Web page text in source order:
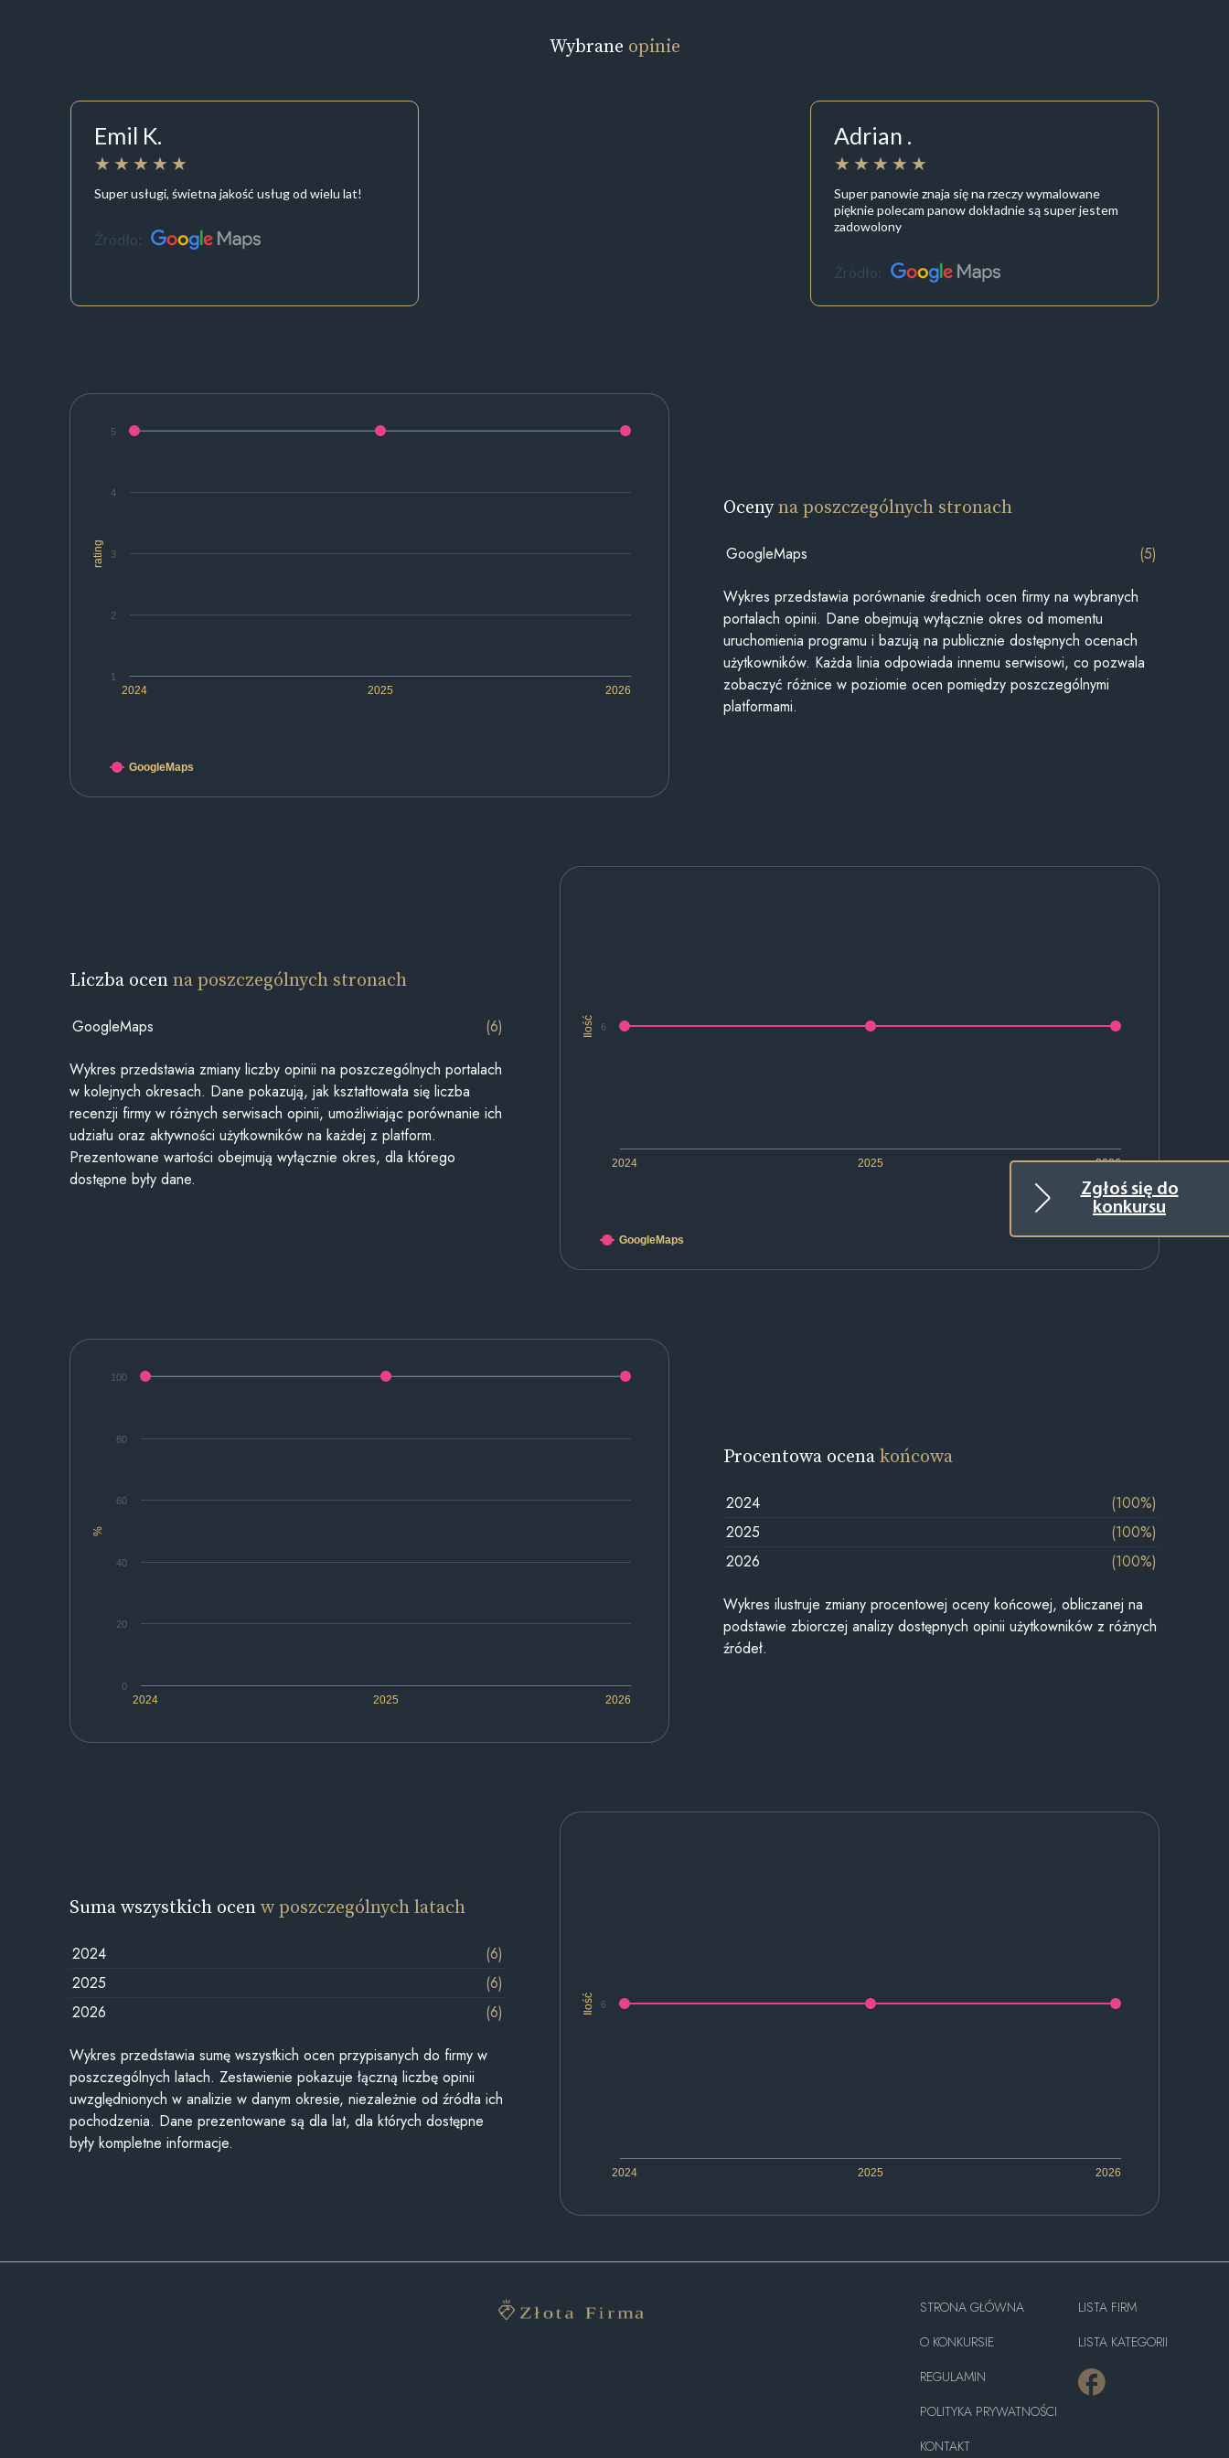
Zgłoś się do
konkursu
Wybrane opinie
Emil K.
Super usługi, świetna jakość usług od wielu lat!
Źródło:
Adrian .
Super panowie znaja się na rzeczy wymalowane
pięknie polecam panow dokładnie są super jestem
zadowolony
Źródło:
rating
2024 2025 2026
1
2
3
4
5
GoogleMaps
Ocenyna poszczególnych stronach
GoogleMaps (5)
Wykres przedstawia porównanie średnich ocen firmy na wybranych
portalach opinii. Dane obejmują wyłącznie okres od momentu
uruchomienia programu i bazują na publicznie dostępnych ocenach
użytkowników. Każda linia odpowiada innemu serwisowi, co pozwala
zobaczyć różnice w poziomie ocen pomiędzy poszczególnymi
platformami.
Ilość
2024 2025 2026
6
GoogleMaps
Liczba ocenna poszczególnych stronach
GoogleMaps (6)
Wykres przedstawia zmiany liczby opinii na poszczególnych portalach
w kolejnych okresach. Dane pokazują, jak kształtowała się liczba
recenzji firmy w różnych serwisach opinii, umożliwiając porównanie ich
udziału oraz aktywności użytkowników na każdej z platform.
Prezentowane wartości obejmują wyłącznie okres, dla którego
dostępne były dane.
%
2024 2025 2026
0
20
40
60
80
100
Procentowa ocenakońcowa
2024
(100%)
2025
(100%)
2026
(100%)
Wykres ilustruje zmiany procentowej oceny końcowej, obliczanej na
podstawie zbiorczej analizy dostępnych opinii użytkowników z różnych
źródeł.
Ilość
2024 2025 2026
6
Suma wszystkich ocenw poszczególnych latach
2024
(6)
2025
(6)
2026
(6)
Wykres przedstawia sumę wszystkich ocen przypisanych do firmy w
poszczególnych latach. Zestawienie pokazuje łączną liczbę opinii
uwzględnionych w analizie w danym okresie, niezależnie od źródła ich
pochodzenia. Dane prezentowane są dla lat, dla których dostępne
były kompletne informacje.
STRONA GŁÓWNA
O KONKURSIE
REGULAMIN
POLITYKA PRYWATNOŚCI
KONTAKT
LISTA FIRM
LISTA KATEGORII